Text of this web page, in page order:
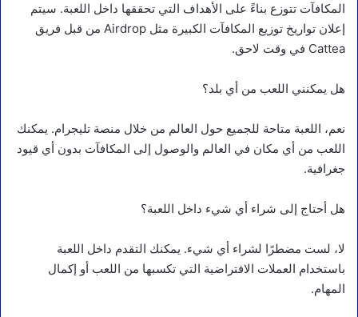
المكافآت تتوزع بناءً على الأهداف التي تحققها داخل اللعبة. سيتم
إعلان تواريخ توزيع المكافآت الكبيرة مثل Airdrop من قبل فريق
Cattea في وقت لاحق.
هل يمكنني اللعب من أي بلد؟
نعم، اللعبة متاحة للجميع حول العالم من خلال منصة تليجرام. يمكنك
اللعب من أي مكان في العالم والوصول إلى المكافآت بدون أي قيود
جغرافية.
هل أحتاج إلى شراء أي شيء داخل اللعبة؟
لا، لست مضطرًا لشراء أي شيء. يمكنك التقدم داخل اللعبة
باستخدام العملات الافتراضية التي تكسبها من اللعب أو إكمال
المهام.